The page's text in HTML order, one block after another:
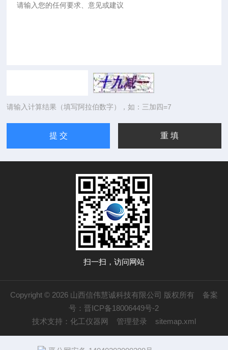
请输入计算结果（填写阿拉伯数字），如：三加四=7
扫一扫，访问网站
Copyright © 2026 山西信伟慧诚科技有限公司 版权所有 备案
号：晋ICP备18006449号-2
技术支持： 化工仪器网 管理登录 sitemap.xml